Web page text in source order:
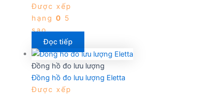
Được xếp
hạng 0 5
sao
Đọc tiếp
Đồng hồ đo lưu lượng
Đồng hồ đo lưu lượng Eletta
Được xếp